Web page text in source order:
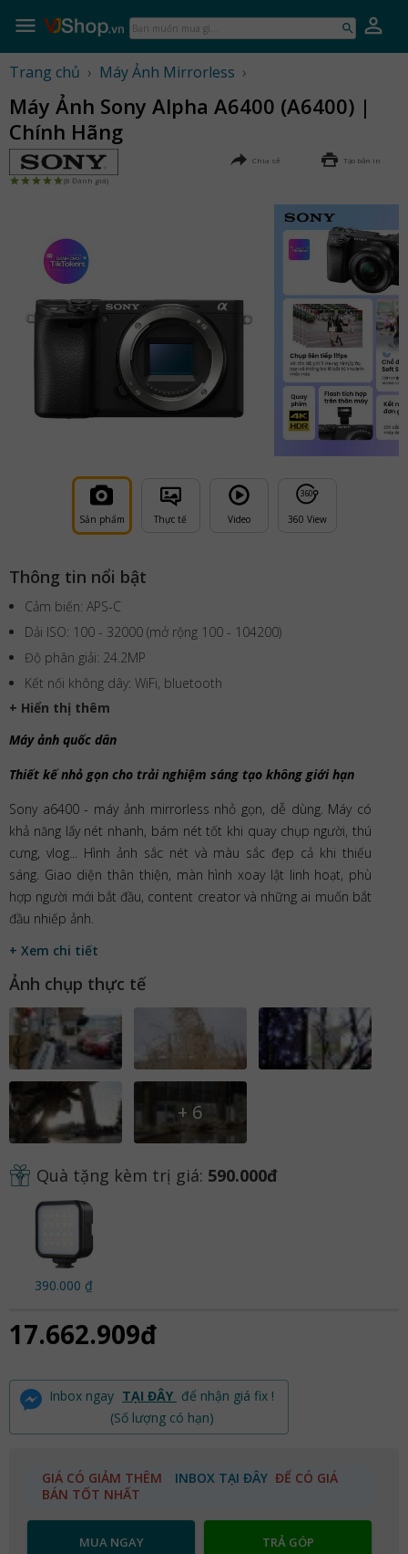
Bạn
muốn
mua
gì...
Trang chủ › Máy Ảnh Mirrorless ›
Máy Ảnh Sony Alpha A6400 (A6400) |
Chính Hãng
Chia sẻ Tạo bản in
(8 Đánh giá)
Sản phẩm Thực tế Video
0
36
360 View
Thông tin nổi bật
Cảm biến: APS-C
Dải ISO: 100 - 32000 (mở rộng 100 - 104200)
Độ phân giải: 24.2MP
Kết nối không dây: WiFi, bluetooth
+ Hiển thị thêm
Máy ảnh quốc dân
Thiết kế nhỏ gọn cho trải nghiệm sáng tạo không giới hạn
Sony a6400 - máy ảnh mirrorless nhỏ gọn, dễ dùng. Máy có
khả năng lấy nét nhanh, bám nét tốt khi quay chụp người, thú
cưng, vlog... Hình ảnh sắc nét và màu sắc đẹp cả khi thiếu
sáng. Giao diện thân thiện, màn hình xoay lật linh hoạt, phù
hợp người mới bắt đầu, content creator và những ai muốn bắt
đầu nhiếp ảnh.
+ Xem chi tiết
Ảnh chụp thực tế
+ 6
Quà tặng kèm trị giá: 590.000đ
390.000 ₫
17.662.909đ
Inbox ngay TẠI ĐÂY để nhận giá fix !
(Số lượng có hạn)
GIÁ CÓ GIẢM THÊM INBOX TẠI ĐÂY ĐỂ CÓ GIÁ
BÁN TỐT NHẤT
MUA NGAY TRẢ GÓP